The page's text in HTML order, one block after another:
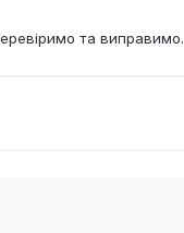
та виправимо.